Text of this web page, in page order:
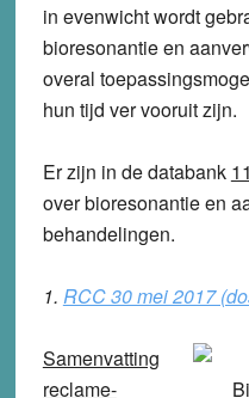
in evenwicht wordt
bioresonantie en
overal
hun tijd ver vooruit zijn.
Er zijn in de databank
over bioresonantie en
behandelingen.
1. RCC 30 mei 2017
Samenvatting
reclame-